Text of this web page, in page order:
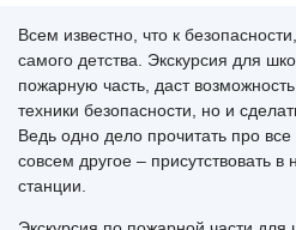
Всем известно, что к
самого детства. Экскурсия для
пожарную часть, даст
техники безопасности, но и
Ведь одно дело прочитать про
совсем другое – присутствовать
станции.